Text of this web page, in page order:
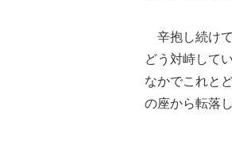
辛抱し続け
どう対峙して
なかでこれと
の座から転落